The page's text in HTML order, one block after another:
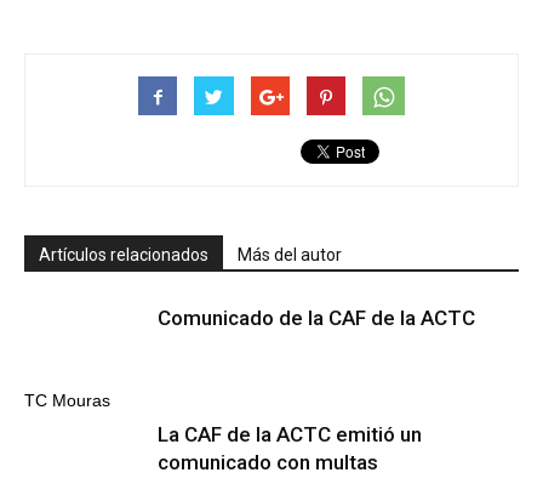
Artículos relacionados Más del autor
TC Mouras
Comunicado de la CAF de la ACTC
La CAF de la ACTC emitió un
comunicado con multas